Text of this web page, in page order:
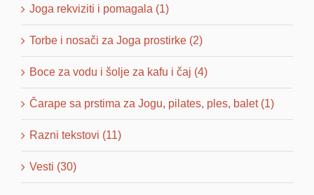
Joga rekviziti i pomagala (1)
Torbe i nosači za Joga prostirke (2)
Boce za vodu i šolje za kafu i čaj (4)
Čarape sa prstima za Jogu, pilates, ples, balet (1)
Razni tekstovi (11)
Vesti (30)